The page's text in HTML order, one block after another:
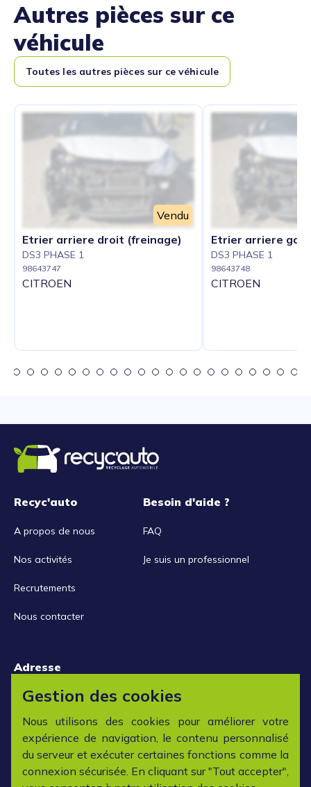
Autres pièces sur ce
véhicule
Toutes les autres pièces sur ce véhicule
Vendu
Etrier arriere droit (freinage)
DS3 PHASE 1
98643747
CITROEN
Etrier arriere
DS3 PHASE 1
98643748
CITROEN
Recyc'auto
A propos de nous
Nos activités
Recrutements
Nous contacter
Besoin d'aide ?
FAQ
Je suis un professionnel
Adresse
15 rue de la Libération
42152 L'horme
Horaires
Gestion des cookies
Nous utilisons des cookies pour améliorer votre
expérience de navigation, le contenu personnalisé
du serveur et exécuter certaines fonctions comme la
connexion sécurisée. En cliquant sur "Tout accepter",